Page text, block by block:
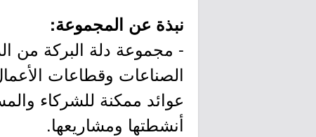
نبذة عن المجموعة:
- مجموعة دلة البركة من
الصناعات وقطاعات
عوائد ممكنة للشركاء
أنشطتها ومشاريعها.